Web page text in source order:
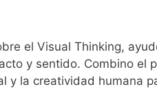
el Visual Thinking,
y sentido. Combino el
y la creatividad humana